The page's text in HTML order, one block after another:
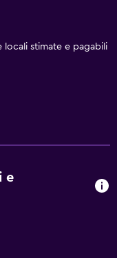
locali stimate e pagabili
e